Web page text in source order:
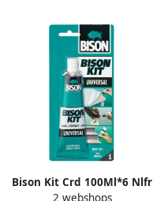
Bison Kit Crd 100Ml*6 Nlfr
2 webshops